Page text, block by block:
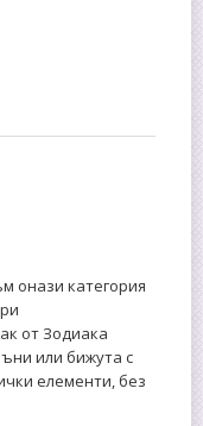
онази категория
от Зодиака
или бижута с
елементи, без